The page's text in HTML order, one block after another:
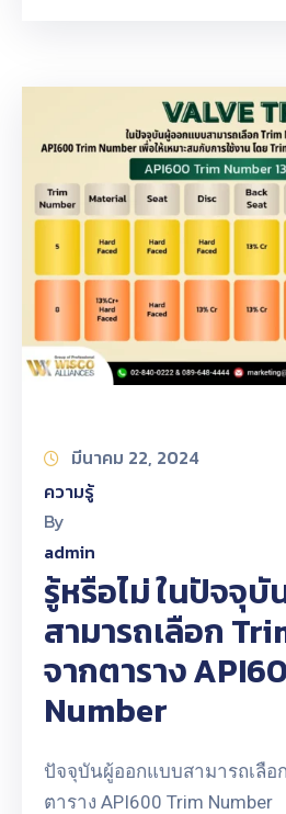
มีนาคม 22, 2024
ความรู้
By
admin
รู้หรือไม่ ในปัจจุ
สามารถเลือก
จากตาราง
Number
ปัจจุบันผู้ออกแบบสามารถเลือ
ตาราง API600 Trim Number